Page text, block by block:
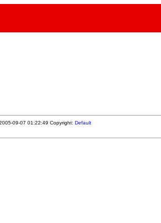
09-07 01:22:49 Copyright:Default